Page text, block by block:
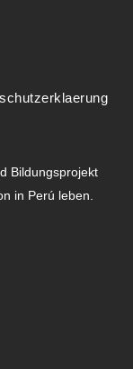
Bildungsprojekt
in Perú leben.